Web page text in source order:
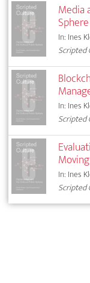
Media
Sphere
In: Ines
Scripted
In: Ines
Scripted
In: Ines
Scripted